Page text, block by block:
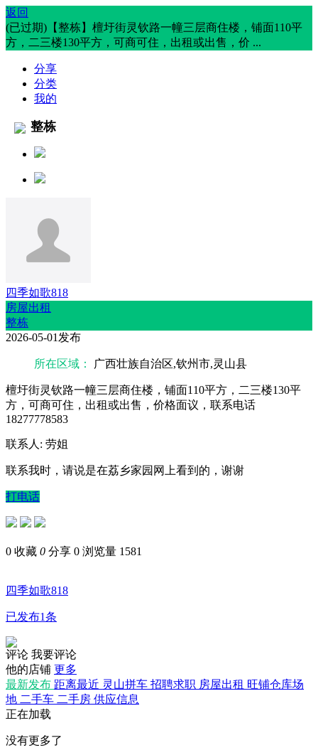
返回
(已过期)【整栋】檀圩街灵钦路一幢三层商住楼，铺面110平
方，二三楼130平方，可商可住，出租或出售，价 ...
分享
分类
我的
整栋
四季如歌818
房屋出租
整栋
2026-05-01发布
所在区域： 广西壮族自治区,钦州市,灵山县
檀圩街灵钦路一幢三层商住楼，铺面110平方，二三楼130平
方，可商可住，出租或出售，价格面议，联系电话
18277778583
联系人: 劳姐
联系我时，请说是在荔乡家园网上看到的，谢谢
打电话
0 收藏 0 分享 0 浏览量 1581
四季如歌818
已发布1条
评论 我要评论
他的店铺 更多
最新发布 距离最近 灵山拼车 招聘求职 房屋出租 旺铺仓库场
地 二手车 二手房 供应信息
正在加载
没有更多了